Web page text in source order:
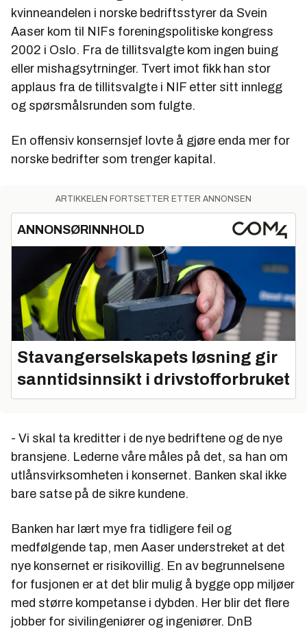
kvinneandelen i norske bedriftsstyrer da Svein
Aaser kom til NIFs foreningspolitiske kongress
2002 i Oslo. Fra de tillitsvalgte kom ingen buing
eller mishagsytrninger. Tvert imot fikk han stor
applaus fra de tillitsvalgte i NIF etter sitt innlegg
og spørsmålsrunden som fulgte.
En offensiv konsernsjef lovte å gjøre enda mer for
norske bedrifter som trenger kapital.
ARTIKKELEN FORTSETTER ETTER ANNONSEN
ANNONSØRINNHOLD
Stavangerselskapets løsning gir
sanntidsinnsikt i drivstofforbruket
- Vi skal ta kreditter i de nye bedriftene og de nye
bransjene. Lederne våre måles på det, sa han om
utlånsvirksomheten i konsernet. Banken skal ikke
bare satse på de sikre kundene.
Banken har lært mye fra tidligere feil og
medfølgende tap, men Aaser understreket at det
nye konsernet er risikovillig. En av begrunnelsene
for fusjonen er at det blir mulig å bygge opp miljøer
med større kompetanse i dybden. Her blir det flere
jobber for sivilingeniører og ingeniører. DnB